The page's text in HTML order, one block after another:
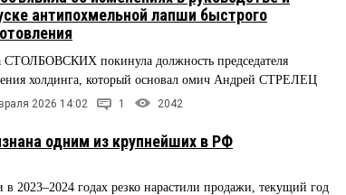
антипохмельной лапши быстрого
СТОЛБОВСКИХ покинула должность председателя
холдинга, который основал омич Андрей СТРЕЛЕЦ
2026 14:02 1 2042
одним из крупнейших в РФ
в 2023–2024 годах резко нарастили продажи, текущий год